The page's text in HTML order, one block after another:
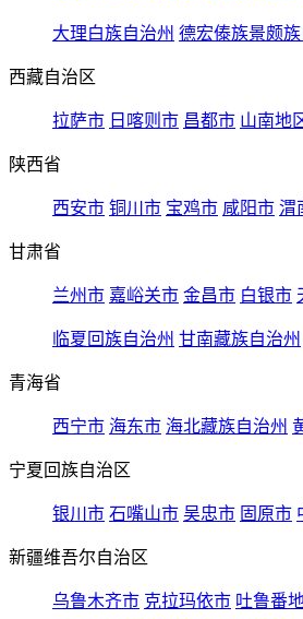
大理白族自治州 德宏傣族景颇族
西藏自治区
拉萨市 日喀则市 昌都市 山南地
陕西省
西安市 铜川市 宝鸡市 咸阳市 渭
甘肃省
兰州市 嘉峪关市 金昌市 白银市
临夏回族自治州 甘南藏族自治州
青海省
西宁市 海东市 海北藏族自治州
宁夏回族自治区
银川市 石嘴山市 吴忠市 固原市
新疆维吾尔自治区
乌鲁木齐市 克拉玛依市 吐鲁番